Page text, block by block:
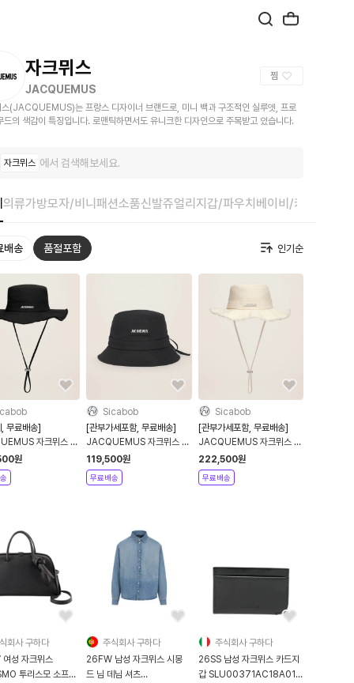
자크뮈스
JACQUEMUS
찜
스(JACQUEMUS)는 프랑스 디자이너 브랜드로, 미니 백과 구조적인 실루엣, 프로
드의 색감이 특징입니다. 로맨틱하면서도 유니크한 디자인으로 주목받고 있습니다.
자크뮈스 에서 검색해보세요.
의류가방모자/비니 패션소품신발쥬얼리 지갑/파우치 베이비/키즈
배송 품절포함
무료배송]
자크뮈스 아
킷햇 블랙
원
Sicabob
[관부가세포함, 무료배송]
JACQUEMUS 자크뮈스 가
조 버킷 햇 블랙
223AC0015001
119,500원
무료배송
Sicabob
[관부가세포함, 무료배송]
JACQUEMUS 자크뮈스 아
티초크 버킷햇 오프화이트
222,500원
무료배송
회사 구하다
성 자크뮈스
투리스모 소프트
주식회사 구하다
26FW 남성 자크뮈스 시몽
드 님 데님 셔츠
주식회사 구하다
26SS 남성 자크뮈스 카드지
갑 SLU00371AC18A01